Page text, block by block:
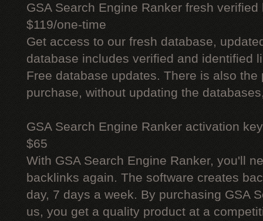
GSA Search Engine Ranker fresh verified
$119/one-time
Get access to our fresh database,
database includes verified and identified
Free database updates. There is also
purchase, without updating the
GSA Search Engine Ranker activation key
$65
With GSA Search Engine Ranker, you'll
backlinks again. The software creates
day, 7 days a week. By purchasing GSA
us, you get a quality product at a